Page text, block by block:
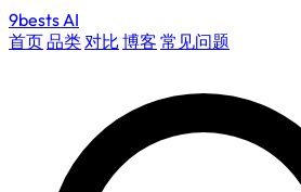
9bestsAI
首页品类对比 博客 常见问题